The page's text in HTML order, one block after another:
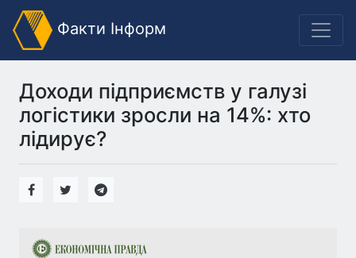
Факти Інформ
Доходи підприємств у галузі
логістики зросли на 14%: хто
лідирує?